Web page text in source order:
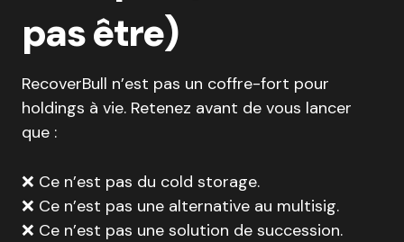
pas être)
RecoverBull n’est pas un coffre-fort pour
holdings à vie. Retenez avant de vous lancer
que :
❌ Ce n’est pas du cold storage.
❌ Ce n’est pas une alternative au multisig.
❌ Ce n’est pas une solution de succession.